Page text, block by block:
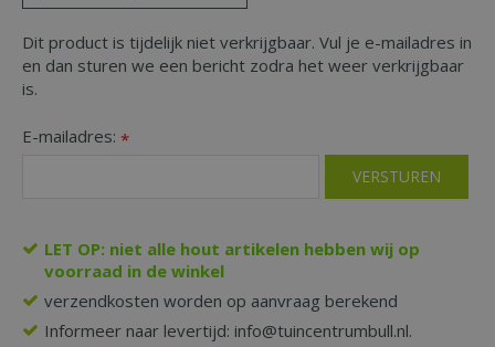
Dit product is tijdelijk niet verkrijgbaar. Vul je e-mailadres in
en dan sturen we een bericht zodra het weer verkrijgbaar
is.
E-mailadres: *
LET OP: niet alle hout artikelen hebben wij op
voorraad in de winkel
verzendkosten worden op aanvraag berekend
Informeer naar levertijd: info@tuincentrumbull.nl.